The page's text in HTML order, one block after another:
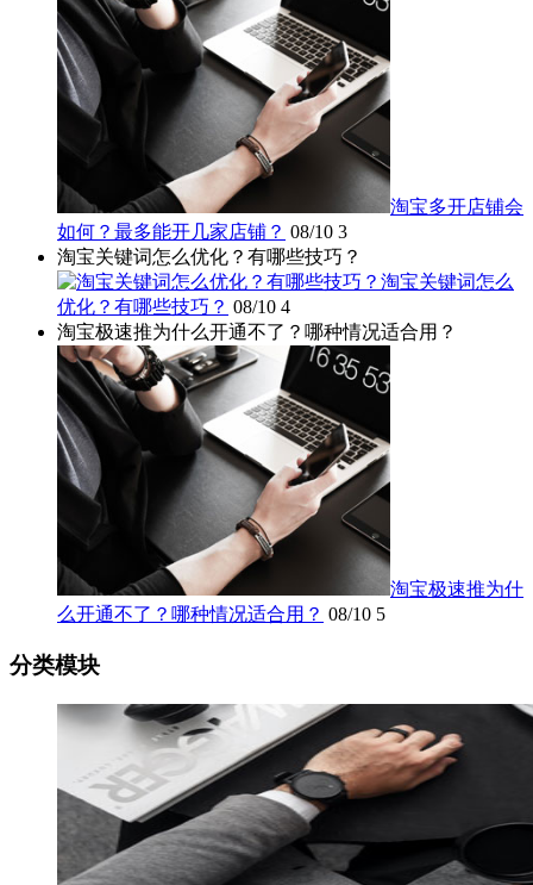
淘宝多开店铺会
如何？最多能开几家店铺？ 08/10 3
淘宝关键词怎么优化？有哪些技巧？
淘宝关键词怎么
优化？有哪些技巧？ 08/10 4
淘宝极速推为什么开通不了？哪种情况适合用？
淘宝极速推为什
么开通不了？哪种情况适合用？ 08/10 5
分类模块